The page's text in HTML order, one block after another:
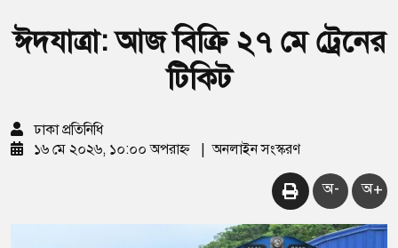
ঈদযাত্রা: আজ বিক্রি ২৭ মে ট্রেনের
টিকিট
ঢাকা প্রতিনিধি
১৬ মে ২০২৬, ১০:০০ অপরাহ্ন
অনলাইন সংস্করণ
অ- অ+